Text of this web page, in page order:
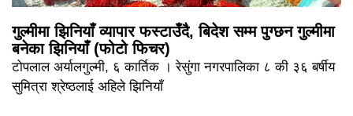
गुल्मीमा झिनियाँ व्यापार फस्टाउँदै, बिदेश सम्म पुग्छन गुल्मीमा
बनेका झिनियाँ (फोटो फिचर)
टोपलाल अर्यालगुल्मी, ६ कार्तिक । रेसुंगा नगरपालिका ८ की ३६ बर्षीय
सुमित्रा श्रेष्ठलाई अहिले झिनियाँ